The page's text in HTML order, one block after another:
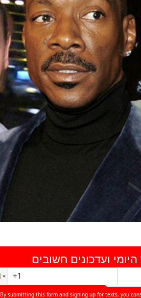
ועדכונים חשובים
By submitting this form and signing up for texts, you